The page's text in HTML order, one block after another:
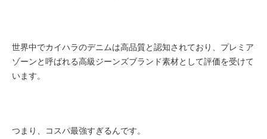
世界中でカイハラのデニムは高品質と認知されており、プレミア
ゾーンと呼ばれる高級ジーンズブランド素材として評価を受けて
います。
つまり、コスパ最強すぎるんです。